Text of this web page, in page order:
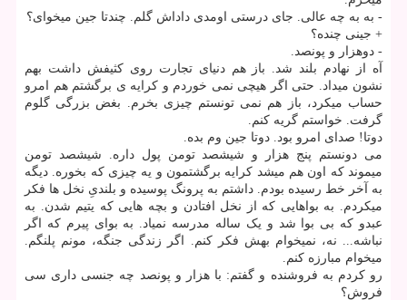
- به به چه عالی. جای درستی اومدی داداش گلم. چندتا جین میخوای؟
+ جینی چنده؟
- دوهزار و پونصد.
آه از نهادم بلند شد. باز هم دنیای تجارت روی کثیفش داشت بهم
نشون میداد. حتی اگر هیچی نمی خوردم و کرایه ی برگشتم هم امرو
حساب میکرد، باز هم نمی تونستم چیزی بخرم. بغض بزرگی گلوم
گرفت. خواستم گریه کنم.
دوتا! صدای امرو بود. دوتا جین وم بده.
می دونستم پنج هزار و شیشصد تومن پول داره. شیشصد تومن
میموند که اون هم میشد کرایه برگشتمون و یه چیزی که بخوره. دیگه
به آخر خط رسیده بودم. داشتم به پرونگ پوسیده و بلندیِ نخل ها فکر
میکردم. به بواهایی که از نخل افتادن و بچه هایی که یتیم شدن. به
عبدو که بی بوا شد و یک ساله مدرسه نمیاد. به بوای پیرم که اگر
نباشه... نه، نمیخوام بهش فکر کنم. اگر زندگی جنگه، مونم پلنگم.
میخوام مبارزه کنم.
رو کردم به فروشنده و گفتم: با هزار و پونصد چه جنسی داری سی
فروش؟